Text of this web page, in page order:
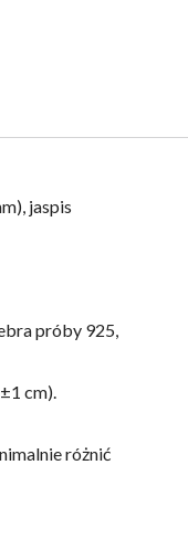
jaspis
próby 925,
cm).
różnić